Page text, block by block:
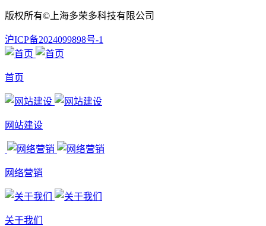
版权所有©上海多荣多科技有限公司
沪ICP备2024099898号-1
首页
网站建设
网络营销
关于我们